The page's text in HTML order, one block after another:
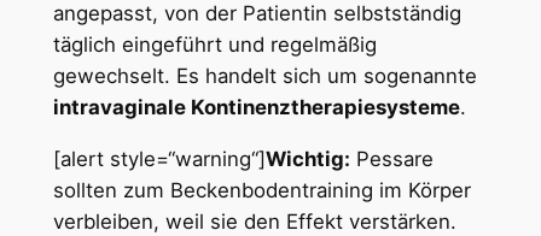
angepasst, von der Patientin selbstständig
täglich eingeführt und regelmäßig
gewechselt. Es handelt sich um sogenannte
intravaginale Kontinenztherapiesysteme.
[alert style=“warning“]Wichtig: Pessare
sollten zum Beckenbodentraining im Körper
verbleiben, weil sie den Effekt verstärken.